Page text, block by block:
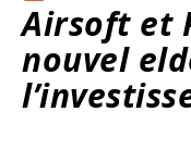
Airsoft et
nouvel